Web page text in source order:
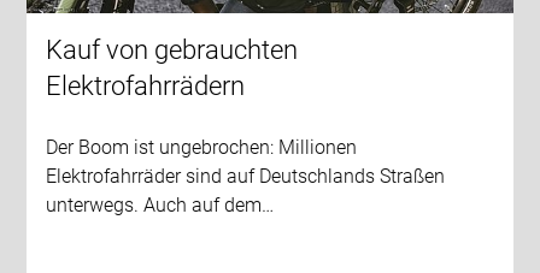
Kauf von gebrauchten
Elektrofahrrädern
Der Boom ist ungebrochen: Millionen
Elektrofahrräder sind auf Deutschlands Straßen
unterwegs. Auch auf dem…